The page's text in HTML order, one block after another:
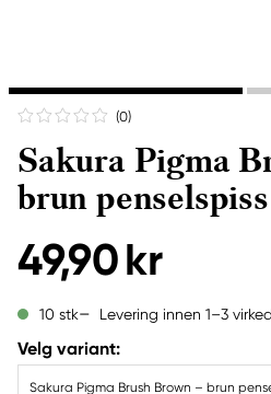
(0)
Sakura Pigma
brun penselspiss
49,90 kr
10 stk Levering innen 1–3
Velg variant:
Sakura Pigma Brush Brown – brun